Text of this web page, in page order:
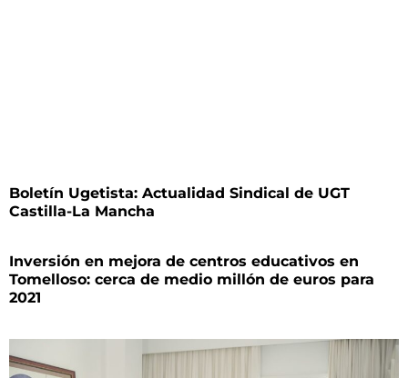
Boletín Ugetista: Actualidad Sindical de UGT
Castilla-La Mancha
Inversión en mejora de centros educativos en
Tomelloso: cerca de medio millón de euros para
2021